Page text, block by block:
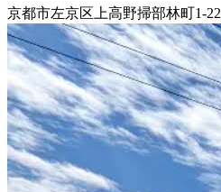
京都市左京区上高野掃部林町1-22